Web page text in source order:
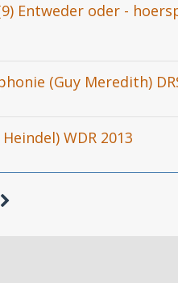
Entweder oder -
(Guy Meredith)
WDR 2013